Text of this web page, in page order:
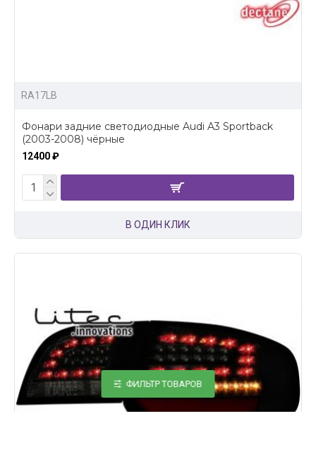
RA17LB
Фонари задние светодиодные Audi A3 Sportback
(2003-2008) чёрные
12400 ₽
В ОДИН КЛИК
ФИЛЬТР ТОВАРОВ